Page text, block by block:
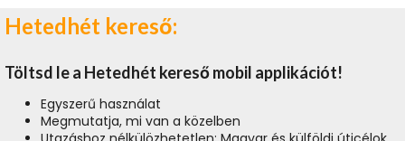
Hetedhét kereső:
Töltsd le a Hetedhét kereső mobil applikációt!
Egyszerű használat
Megmutatja, mi van a közelben